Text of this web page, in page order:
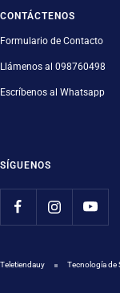
CONTÁCTENOS
Formulario de Contacto
Llámenos al 098760498
Escríbenos al Whatsapp
SÍGUENOS
Teletiendauy Tecnología de